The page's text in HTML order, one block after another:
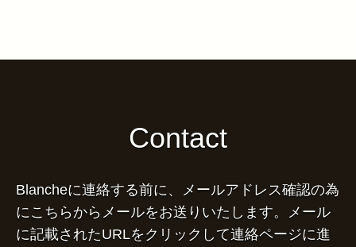
Contact
Blancheに連絡する前に、メールアドレス確認の為
にこちらからメールをお送りいたします。メール
に記載されたURLをクリックして連絡ページに進